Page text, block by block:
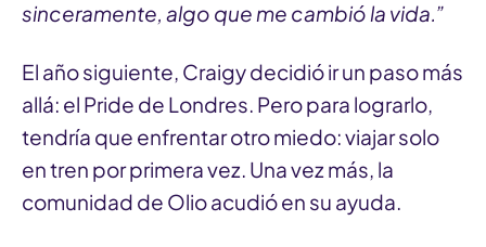
sinceramente, algo que me cambió la vida.”
El año siguiente, Craigy decidió ir un paso más
allá: el Pride de Londres. Pero para lograrlo,
tendría que enfrentar otro miedo: viajar solo
en tren por primera vez. Una vez más, la
comunidad de Olio acudió en su ayuda.